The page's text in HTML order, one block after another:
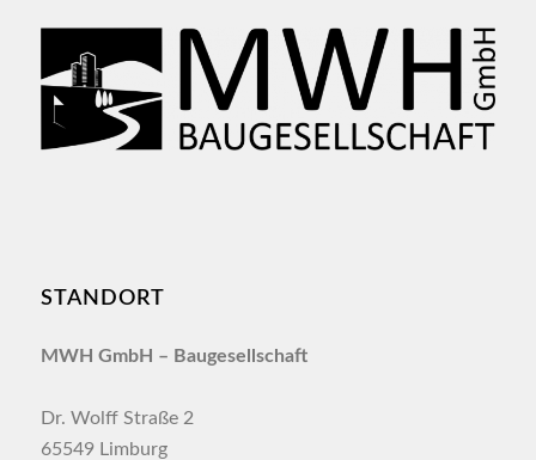
STANDORT
MWH GmbH – Baugesellschaft
Dr. Wolff Straße 2
65549 Limburg